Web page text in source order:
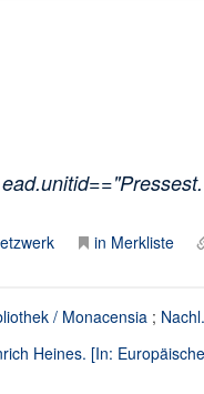
in Merkliste
/ Monacensia ;
Heines. [In: